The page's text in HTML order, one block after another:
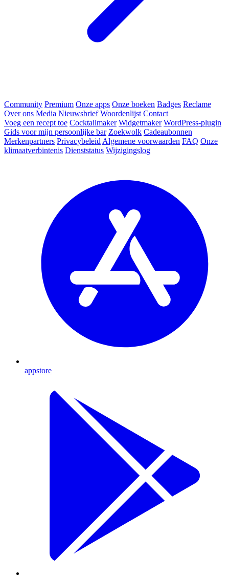
Community Premium Onze apps Onze boeken Badges Reclame
Over ons Media Nieuwsbrief Woordenlijst Contact
Voeg een recept toe Cocktailmaker Widgetmaker WordPress-plugin
Gids voor mijn persoonlijke bar Zoekwolk Cadeaubonnen
Merkenpartners Privacybeleid Algemene voorwaarden FAQ Onze
klimaatverbintenis Dienststatus Wijzigingslog
appstore